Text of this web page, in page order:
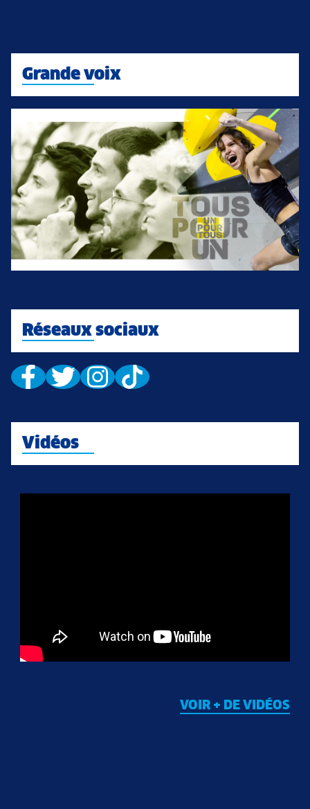
Grande voix
Réseaux sociaux
Vidéos
VOIR + DE VIDÉOS